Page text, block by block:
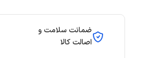
ضمانت سلامت و
اصالت کالا